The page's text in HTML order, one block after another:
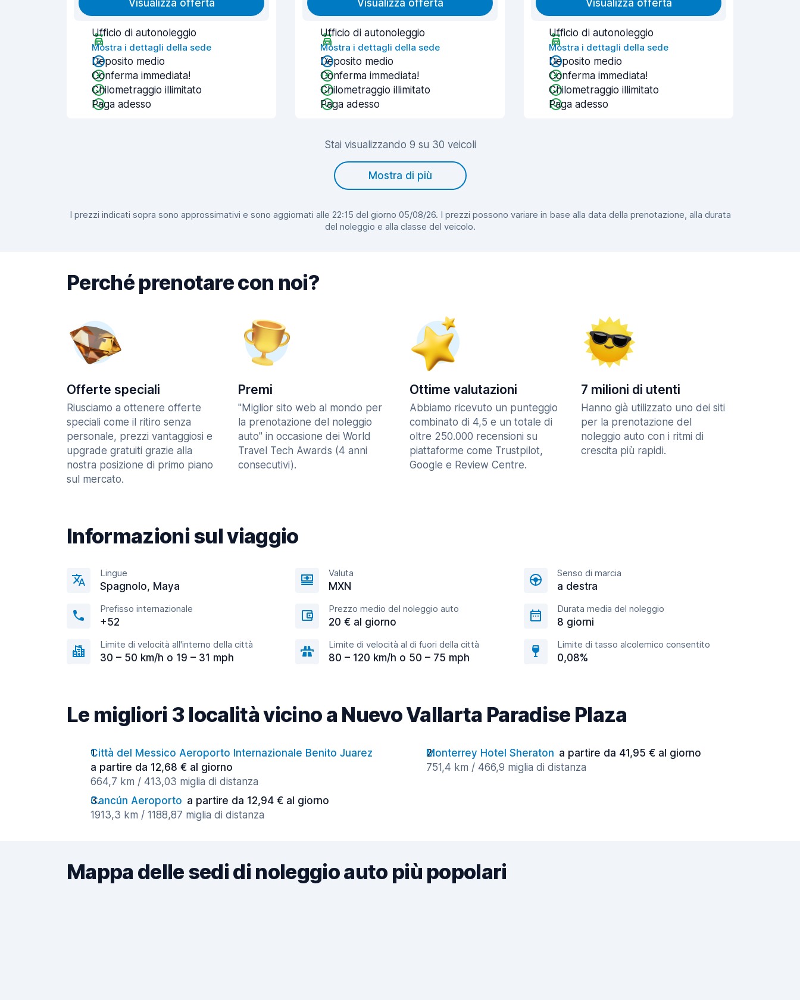
Visualizza offerta
Ufficio di autonoleggio
Mostra i dettagli della sede
Deposito medio
Conferma immediata!
Chilometraggio illimitato
Paga adesso
Visualizza offerta
Ufficio di autonoleggio
Mostra i dettagli della sede
Deposito medio
Conferma immediata!
Chilometraggio illimitato
Paga adesso
Visualizza offerta
Ufficio di autonoleggio
Mostra i dettagli della sede
Deposito medio
Conferma immediata!
Chilometraggio illimitato
Paga adesso
Stai visualizzando 9 su 30 veicoli
Mostra di più
I prezzi indicati sopra sono approssimativi e sono aggiornati alle 22:15 del giorno 05/08/26. I prezzi possono variare in base alla data della prenotazione, alla durata
del noleggio e alla classe del veicolo.
Perché prenotare con noi?
Offerte speciali
Riusciamo a ottenere offerte
speciali come il ritiro senza
personale, prezzi vantaggiosi e
upgrade gratuiti grazie alla
nostra posizione di primo piano
sul mercato.
Premi
"Miglior sito web al mondo per
la prenotazione del noleggio
auto" in occasione dei World
Travel Tech Awards (4 anni
consecutivi).
Ottime valutazioni
Abbiamo ricevuto un punteggio
combinato di 4,5 e un totale di
oltre 250.000 recensioni su
piattaforme come Trustpilot,
Google e Review Centre.
7 milioni di utenti
Hanno già utilizzato uno dei siti
per la prenotazione del
noleggio auto con i ritmi di
crescita più rapidi.
Informazioni sul viaggio
Lingue
Spagnolo, Maya
Valuta
MXN
Senso di marcia
a destra
Prefisso internazionale
+52
Prezzo medio del noleggio auto
20 € al giorno
Durata media del noleggio
8 giorni
Limite di velocità all'interno della città
30 – 50 km/h o 19 – 31 mph
Limite di velocità al di fuori della città
80 – 120 km/h o 50 – 75 mph
Limite di tasso alcolemico consentito
0,08%
Le migliori 3 località vicino a Nuevo Vallarta Paradise Plaza
Città del Messico Aeroporto Internazionale Benito Juarez
a partire da 12,68 € al giorno
664,7 km / 413,03 miglia di distanza
Monterrey Hotel Sheraton a partire da 41,95 € al giorno
751,4 km / 466,9 miglia di distanza
Cancún Aeroporto a partire da 12,94 € al giorno
1913,3 km / 1188,87 miglia di distanza
Mappa delle sedi di noleggio auto più popolari